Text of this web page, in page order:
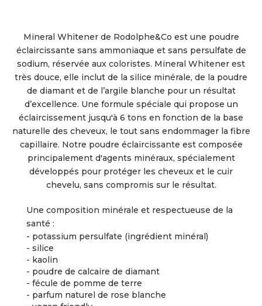
Mineral Whitener de Rodolphe&Co est une poudre
éclaircissante sans ammoniaque et sans persulfate de
sodium, réservée aux coloristes. Mineral Whitener est
très douce, elle inclut de la silice minérale, de la poudre
de diamant et de l’argile blanche pour un résultat
d’excellence. Une formule spéciale qui propose un
éclaircissement jusqu'à 6 tons en fonction de la base
naturelle des cheveux, le tout sans endommager la fibre
capillaire. Notre poudre éclaircissante est composée
principalement d'agents minéraux, spécialement
développés pour protéger les cheveux et le cuir
chevelu, sans compromis sur le résultat.
Une composition minérale et respectueuse de la
santé :
- potassium persulfate (ingrédient minéral)
- silice
- kaolin
- poudre de calcaire de diamant
- fécule de pomme de terre
- parfum naturel de rose blanche